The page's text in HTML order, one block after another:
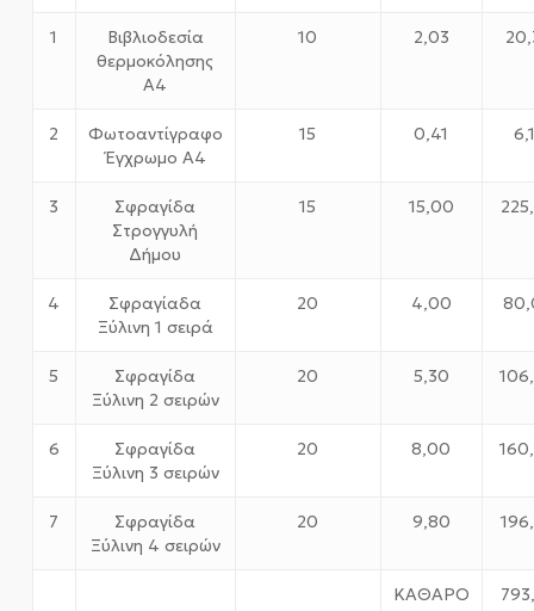
1
Βιβλιοδεσία
θερμοκόλησης
Α4
10 2,03
2
Φωτοαντίγραφο
Έγχρωμο Α4
15 0,41
3
Σφραγίδα
Στρογγυλή
Δήμου
15 15,00
4
Σφραγίαδα
Ξύλινη 1 σειρά
20 4,00
5
Σφραγίδα
Ξύλινη 2 σειρών
20 5,30
6
Σφραγίδα
Ξύλινη 3 σειρών
20 8,00
7
Σφραγίδα
Ξύλινη 4 σειρών
20 9,80
ΚΑΘΑΡΟ